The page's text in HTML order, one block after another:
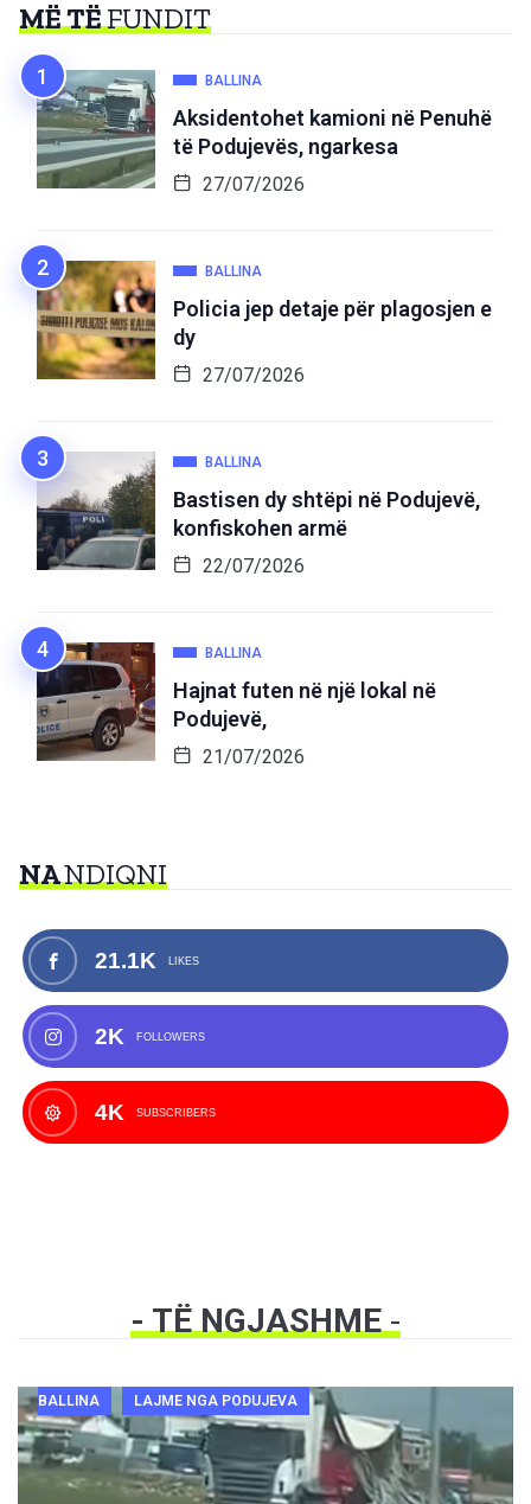
MË TËFUNDIT
BALLINA
Aksidentohet kamioni në Penuhë
të Podujevës, ngarkesa
27/07/2026
BALLINA
Policia jep detaje për plagosjen e
dy
27/07/2026
BALLINA
Bastisen dy shtëpi në Podujevë,
konfiskohen armë
22/07/2026
BALLINA
Hajnat futen në një lokal në
Podujevë,
21/07/2026
NANDIQNI
21.1K LIKES
2K FOLLOWERS
4K SUBSCRIBERS
- TË NGJASHME-
BALLINA LAJME NGA PODUJEVA